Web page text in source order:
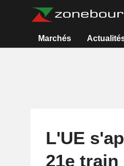
Marchés
L'UE
21e